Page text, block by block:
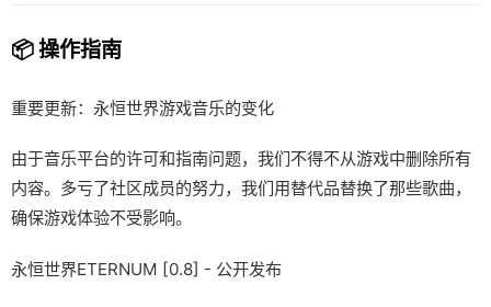
📦 操作指南
重要更新：永恒世界游戏音乐的变化
由于音乐平台的许可和指南问题，我们不得不从游戏中删除所有
内容。多亏了社区成员的努力，我们用替代品替换了那些歌曲，
确保游戏体验不受影响。
永恒世界ETERNUM [0.8] - 公开发布